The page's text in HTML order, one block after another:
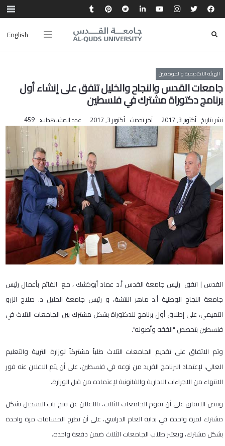
English
الهيئة الاكاديمية والموظفين
جامعات القدس والنجاح والخليل تتفق على إنشاء أول
برنامج دكتوراة مشترك في فلسطين
نشر بتاريخ أكتوبر 3, 2017 آخر تحديث أكتوبر 3, 2017 عدد المشاهدات: 459
القدس | اتفق رئيس جامعة القدس أ.د عماد أبوكشك ، مع القائم بأعمال رئيس
جامعة النجاح الوطنية أ.د ماهر النتشة، و رئيس جامعة الخليل د. صلاح الزرو
التميمي، على إطلاق أول برنامج للدكتوراة بشكل مشترك بين الجامعات الثلاث في
فلسطين بتخصص "الفقه وأصوله".
وتم الاتفاق على تقديم الجامعات الثلاث طلباً مشتركاً لوزارة التربية والتعليم
العالي، لإعتماد البرنامج الفريد من نوعه في فلسطين، على أن يتم الاعلان عنه فور
الانتهاء من الاجراءات الادارية والقانونية لإعتماده من قبل الوزارة.
وينص الاتفاق على أن تقوم الجامعات الثلاث، بالاعلان عن فتح باب التسجيل بشكل
مشترك لمرة واحدة في بداية العام الدراسي، على أن تطرح المساقات مرة واحدة
بشكل مشترك، ويعتبر طلاب الجامعات الثلاث ضمن دفعة واحدة.